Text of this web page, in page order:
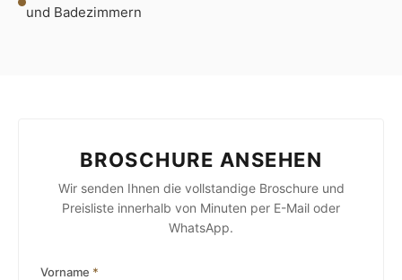
und Badezimmern
BROSCHURE ANSEHEN
Wir senden Ihnen die vollstandige Broschure und
Preisliste innerhalb von Minuten per E-Mail oder
WhatsApp.
Vorname *